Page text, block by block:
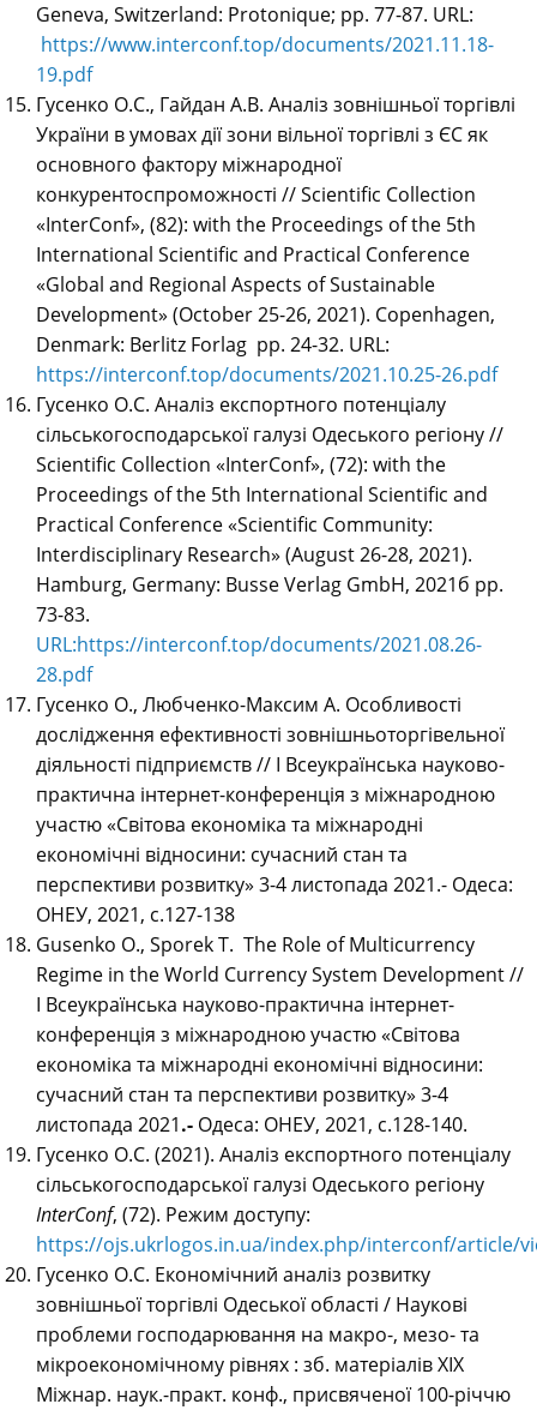
Geneva, Switzerland: Protonique; pp. 77-87. URL:
https://www.interconf.top/documents/2021.11.18-
19.pdf
Гусенко О.С., Гайдан А.В. Аналіз зовнішньої торгівлі
України в умовах дії зони вільної торгівлі з ЄС як
основного фактору міжнародної
конкурентоспроможності // Scientific Collection
«InterConf», (82): with the Proceedings of the 5th
International Scientific and Practical Conference
«Global and Regional Aspects of Sustainable
Development» (October 25-26, 2021). Copenhagen,
Denmark: Berlitz Forlag pp. 24-32. URL:
https://interconf.top/documents/2021.10.25-26.pdf
Гусенко О.С. Аналіз експортного потенціалу
сільськогосподарської галузі Одеського регіону //
Scientific Collection «InterConf», (72): with the
Proceedings of the 5th International Scientific and
Practical Conference «Scientific Community:
Interdisciplinary Research» (August 26-28, 2021).
Hamburg, Germany: Busse Verlag GmbH, 2021б рр.
73-83.
URL:https://interconf.top/documents/2021.08.26-
28.pdf
Гусенко О., Любченко-Максим А. Особливості
дослідження ефективності зовнішньоторгівельної
діяльності підприємств // І Всеукраїнська науково-
практична інтернет-конференція з міжнародною
участю «Світова економіка та міжнародні
економічні відносини: сучасний стан та
перспективи розвитку» 3-4 листопада 2021.- Одеса:
ОНЕУ, 2021, c.127-138
Gusenko O., Sporek T. The Role of Multicurrency
Regime in the World Currency System Development //
І Всеукраїнська науково-практична інтернет-
конференція з міжнародною участю «Світова
економіка та міжнародні економічні відносини:
сучасний стан та перспективи розвитку» 3-4
листопада 2021.- Одеса: ОНЕУ, 2021, c.128-140.
Гусенко О.С. (2021). Аналіз експортного потенціалу
сільськогосподарської галузі Одеського регіону
InterConf, (72). Режим доступу:
https://ojs.ukrlogos.in.ua/index.php/interconf/article/
Гусенко О.С. Економічний аналіз розвитку
зовнішньої торгівлі Одеської області / Наукові
проблеми господарювання на макро-, мезо- та
мікроекономічному рівнях : зб. матеріалів ХIХ
Міжнар. наук.-практ. конф., присвяченої 100-річчю